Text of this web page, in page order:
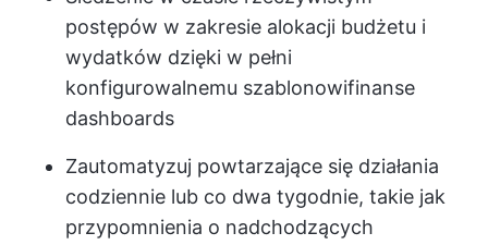
postępów w zakresie alokacji budżetu i
wydatków dzięki w pełni
konfigurowalnemu szablonowifinanse
dashboards
Zautomatyzuj powtarzające się działania
codziennie lub co dwa tygodnie, takie jak
przypomnienia o nadchodzących